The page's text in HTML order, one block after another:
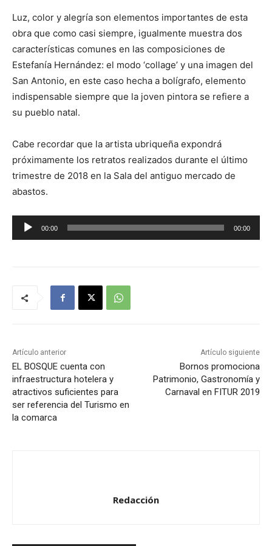
Luz, color y alegría son elementos importantes de esta
obra que como casi siempre, igualmente muestra dos
características comunes en las composiciones de
Estefanía Hernández: el modo ‘collage’ y una imagen del
San Antonio, en este caso hecha a bolígrafo, elemento
indispensable siempre que la joven pintora se refiere a
su pueblo natal.
Cabe recordar que la artista ubriqueña expondrá
próximamente los retratos realizados durante el último
trimestre de 2018 en la Sala del antiguo mercado de
abastos.
e
t
o
r
d
e
00:00 00:00
Artículo anterior
EL BOSQUE cuenta con
infraestructura hotelera y
atractivos suficientes para
ser referencia del Turismo en
la comarca
Artículo siguiente
Bornos promociona
Patrimonio, Gastronomía y
Carnaval en FITUR 2019
Redacción